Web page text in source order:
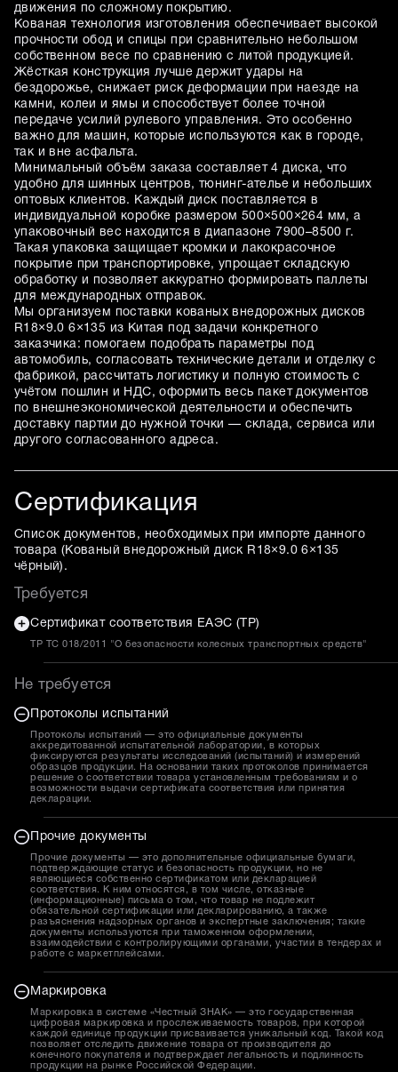
движения по сложному покрытию.
Кованая технология изготовления обеспечивает высокой
прочности обод и спицы при сравнительно небольшом
собственном весе по сравнению с литой продукцией.
Жёсткая конструкция лучше держит удары на
бездорожье, снижает риск деформации при наезде на
камни, колеи и ямы и способствует более точной
передаче усилий рулевого управления. Это особенно
важно для машин, которые используются как в городе,
так и вне асфальта.
Минимальный объём заказа составляет 4 диска, что
удобно для шинных центров, тюнинг-ателье и небольших
оптовых клиентов. Каждый диск поставляется в
индивидуальной коробке размером 500×500×264 мм, а
упаковочный вес находится в диапазоне 7900–8500 г.
Такая упаковка защищает кромки и лакокрасочное
покрытие при транспортировке, упрощает складскую
обработку и позволяет аккуратно формировать паллеты
для международных отправок.
Мы организуем поставки кованых внедорожных дисков
R18×9.0 6×135 из Китая под задачи конкретного
заказчика: помогаем подобрать параметры под
автомобиль, согласовать технические детали и отделку с
фабрикой, рассчитать логистику и полную стоимость с
учётом пошлин и НДС, оформить весь пакет документов
по внешнеэкономической деятельности и обеспечить
доставку партии до нужной точки — склада, сервиса или
другого согласованного адреса.
Сертификация
Список документов, необходимых при импорте данного
товара ( Кованый внедорожный диск R18×9.0 6×135
чёрный ).
Требуется
Сертификат соответствия ЕАЭС (ТР)
ТР ТС 018/2011 "О безопасности колесных транспортных средств"
Не требуется
Протоколы испытаний
Протоколы испытаний — это официальные документы
аккредитованной испытательной лаборатории, в которых
фиксируются результаты исследований (испытаний) и измерений
образцов продукции. На основании таких протоколов принимается
решение о соответствии товара установленным требованиям и о
возможности выдачи сертификата соответствия или принятия
декларации.
Прочие документы
Прочие документы — это дополнительные официальные бумаги,
подтверждающие статус и безопасность продукции, но не
являющиеся собственно сертификатом или декларацией
соответствия. К ним относятся, в том числе, отказные
(информационные) письма о том, что товар не подлежит
обязательной сертификации или декларированию, а также
разъяснения надзорных органов и экспертные заключения; такие
документы используются при таможенном оформлении,
взаимодействии с контролирующими органами, участии в тендерах и
работе с маркетплейсами.
Маркировка
Маркировка в системе «Честный ЗНАК» — это государственная
цифровая маркировка и прослеживаемость товаров, при которой
каждой единице продукции присваивается уникальный код. Такой код
позволяет отследить движение товара от производителя до
конечного покупателя и подтверждает легальность и подлинность
продукции на рынке Российской Федерации.